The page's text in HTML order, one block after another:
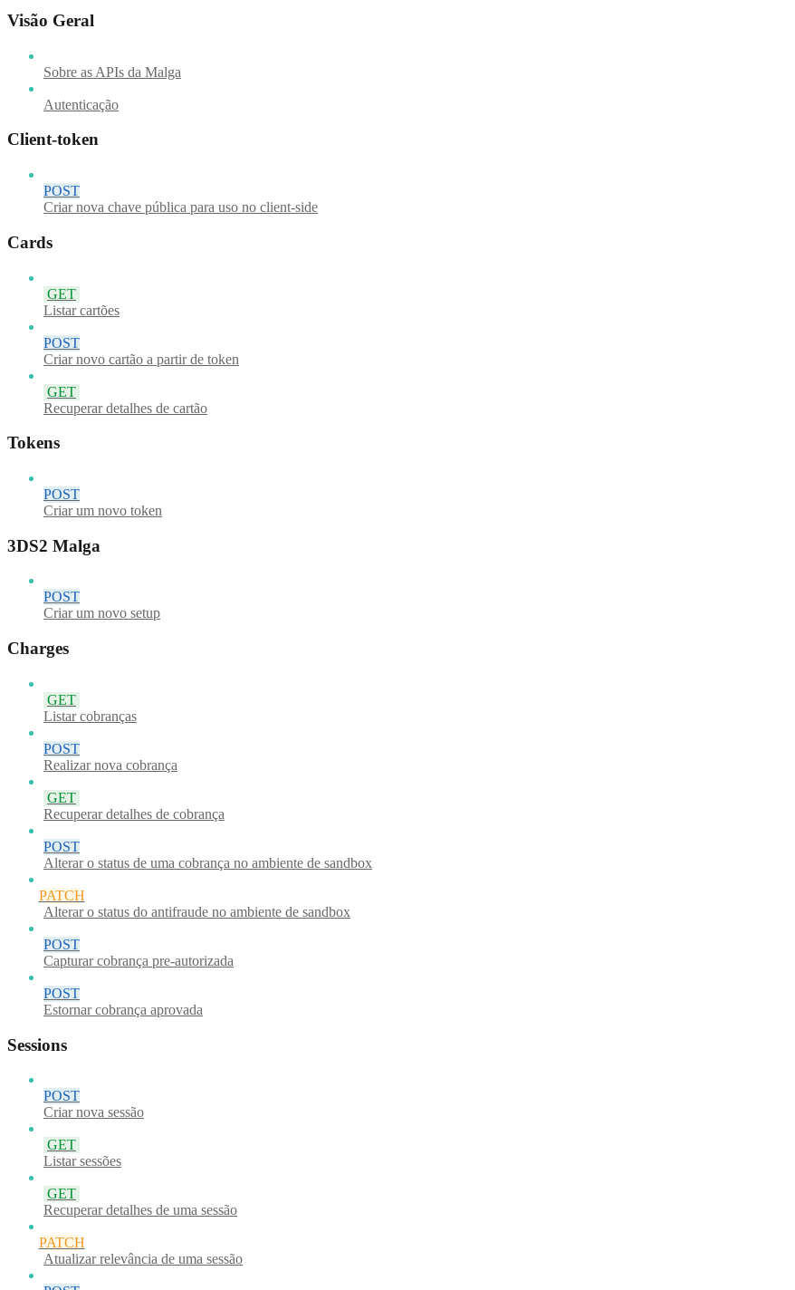
Visão Geral
Sobre as APIs da Malga
Autenticação
Client-token
POST
Criar nova chave pública para uso no client-side
Cards
GET
Listar cartões
POST
Criar novo cartão a partir de token
GET
Recuperar detalhes de cartão
Tokens
POST
Criar um novo token
3DS2 Malga
POST
Criar um novo setup
Charges
GET
Listar cobranças
POST
Realizar nova cobrança
GET
Recuperar detalhes de cobrança
POST
Alterar o status de uma cobrança no ambiente de sandbox
PATCH
Alterar o status do antifraude no ambiente de sandbox
POST
Capturar cobrança pre-autorizada
POST
Estornar cobrança aprovada
Sessions
POST
Criar nova sessão
GET
Listar sessões
GET
Recuperar detalhes de uma sessão
PATCH
Atualizar relevância de uma sessão